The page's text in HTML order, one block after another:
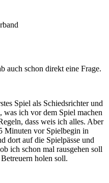
auch schon direkt eine Frage.
Spiel als Schiedsrichter und
ich vor dem Spiel machen
dass weis ich alles. Aber
Minuten vor Spielbegin in
dort auf die Spielpässe und
ich schon mal rausgehen soll
holen soll.